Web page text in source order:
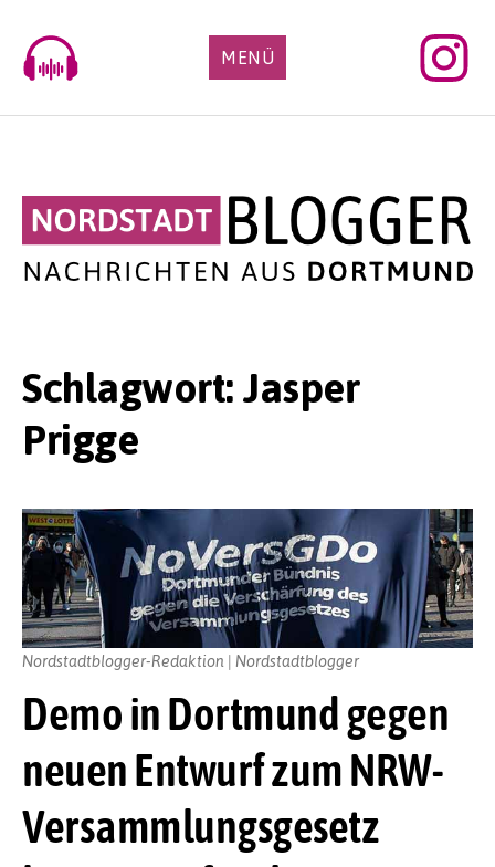
content
MENÜ
Schlagwort:Jasper
Prigge
Demo in Dortmund gegen
neuen Entwurf zum NRW-
Versammlungsgesetz
Nordstadtblogger-Redaktion | Nordstadtblogger